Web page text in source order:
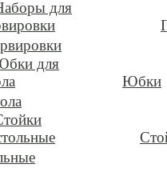
Юбки